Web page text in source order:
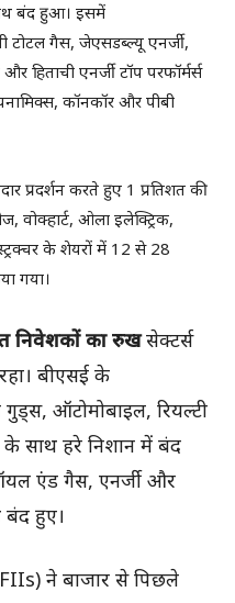
बंद हुआ। इसमें
गैस, जेएसडब्ल्यू एनर्जी,
हिताची एनर्जी टॉप परफॉर्मर्स
कॉनकॉर और पीबी
प्रदर्शन करते हुए 1 प्रतिशत की
वोक्हार्ट, ओला इलेक्ट्रिक,
के शेयरों में 12 से 28
गया।
निवेशकों का रुखसेक्टर्स
बीएसई के
ऑटोमोबाइल, रियल्टी
साथ हरे निशान में बंद
एंड गैस, एनर्जी और
हुए।
ने बाजार से पिछले